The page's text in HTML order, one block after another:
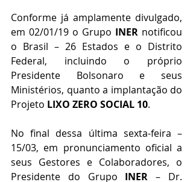
Conforme já amplamente divulgado,
em 02/01/19 o Grupo INER notificou
o Brasil – 26 Estados e o Distrito
Federal, incluindo o próprio
Presidente Bolsonaro e seus
Ministérios, quanto a implantação do
Projeto LIXO ZERO SOCIAL 10.
No final dessa última sexta-feira –
15/03, em pronunciamento oficial a
seus Gestores e Colaboradores, o
Presidente do Grupo INER – Dr.